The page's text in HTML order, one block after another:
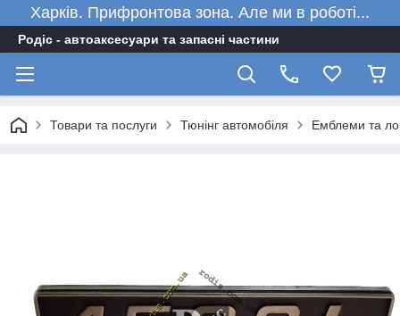
Харків. Прифронтова зона. Але ми в роботі...
Родіс - автоаксесуари та запасні частини
Товари та послуги Тюнінг автомобіля Емблеми та